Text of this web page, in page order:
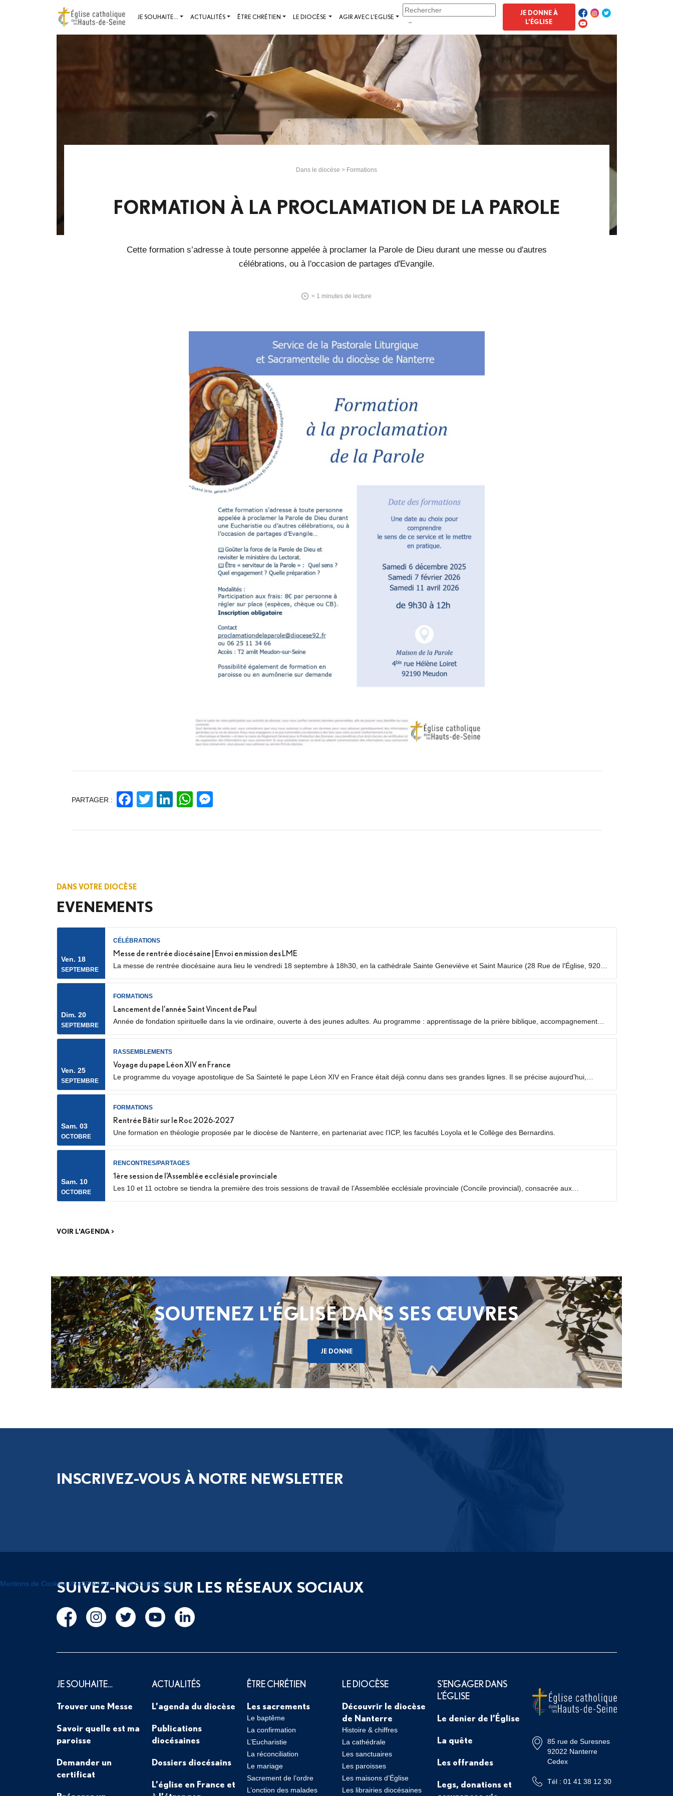
JE SOUHAITE... ACTUALITÉS ÊTRE CHRÉTIEN LE DIOCÈSE AGIR AVEC L'EGLISE
JE DONNE À
L'ÉGLISE
Dans le diocèse > Formations
FORMATION À LA PROCLAMATION DE LA PAROLE
Cette formation s’adresse à toute personne appelée à proclamer la Parole de Dieu durant une messe ou d'autres
célébrations, ou à l'occasion de partages d'Evangile.
< 1 minutes de lecture
PARTAGER : Facebook
TwitterLinkedIn
WhatsApp
DANS VOTRE DIOCÈSE
EVENEMENTS
Ven. 18
SEPTEMBRE
CÉLÉBRATIONS
Messe de rentrée diocésaine | Envoi en mission des LME
La messe de rentrée diocésaine aura lieu le vendredi 18 septembre à 18h30, en la cathédrale Sainte Geneviève et Saint Maurice (28 Rue de l’Église, 92000
Dim. 20
SEPTEMBRE
FORMATIONS
Lancement de l’année Saint Vincent de Paul
Année de fondation spirituelle dans la vie ordinaire, ouverte à des jeunes adultes. Au programme : apprentissage de la prière biblique, accompagnement
Ven. 25
SEPTEMBRE
RASSEMBLEMENTS
Voyage du pape Léon XIV en France
Le programme du voyage apostolique de Sa Sainteté le pape Léon XIV en France était déjà connu dans ses grandes lignes. Il se précise aujourd’hui,
Sam. 03
OCTOBRE
FORMATIONS
Rentrée Bâtir sur le Roc 2026-2027
Une formation en théologie proposée par le diocèse de Nanterre, en partenariat avec l’ICP, les facultés Loyola et le Collège des Bernardins.
Sam. 10
OCTOBRE
RENCONTRES/PARTAGES
1ère session de l’Assemblée ecclésiale provinciale
Les 10 et 11 octobre se tiendra la première des trois sessions de travail de l’Assemblée ecclésiale provinciale (Concile provincial), consacrée aux
VOIR L'AGENDA >
SOUTENEZ L'ÉGLISE DANS SES ŒUVRES
JE DONNE
INSCRIVEZ-VOUS À NOTRE NEWSLETTER
SUIVEZ-NOUS SUR LES RÉSEAUX SOCIAUX
JE SOUHAITE…
Trouver une Messe
Savoir quelle est ma
paroisse
Demander un
certificat
ACTUALITÉS
L’agenda du diocèse
Publications
diocésaines
Dossiers diocésains
L’église en France et
ÊTRE CHRÉTIEN
Les sacrements
Le baptême
La confirmation
L’Eucharistie
La réconciliation
Le mariage
Sacrement de l’ordre
L’onction des malades
LE DIOCÈSE
Découvrir le diocèse
de Nanterre
Histoire & chiffres
La cathédrale
Les sanctuaires
Les paroisses
Les maisons d’Église
Les librairies diocésaines
S’ENGAGER DANS
L’ÉGLISE
Le denier de l’Église
La quête
Les offrandes
Legs, donations et
85 rue de Suresnes
92022 Nanterre
Cedex
Tél : 01 41 38 12 30
Mentions de Cookies WordPress par Real Cookie Banner